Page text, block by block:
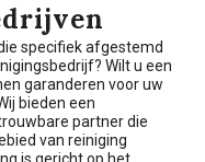
specifiek afgestemd
Wilt u een
garanderen voor uw
bieden een
partner die
van reiniging
is gericht op het